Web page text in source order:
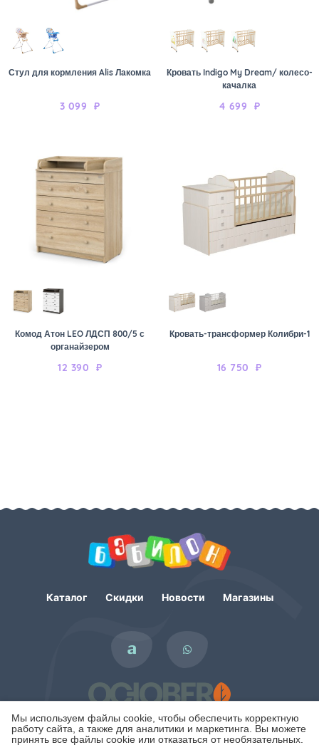
Мы используем файлы cookie, чтобы обеспечить корректную
работу сайта, а также для аналитики и маркетинга. Вы можете
принять все файлы cookie или отказаться от необязательных.
Стул для кормления Alis Лакомка
3 099 ₽
Кровать Indigo My Dream/ колесо-
качалка
4 699 ₽
Комод Атон LEO ЛДСП 800/5 с
органайзером
12 390 ₽
Кровать-трансформер Колибри-1
16 750 ₽
Каталог Скидки Новости Магазины